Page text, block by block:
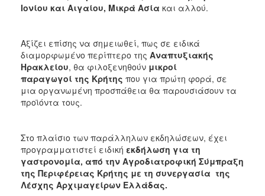
Ιονίου και Αιγαίου, Μικρά Ασία και αλλού.
Αξίζει επίσης να σημειωθεί, πως σε ειδικά
διαμορφωμένο περίπτερο της Αναπτυξιακής
Ηρακλείου, θα φιλοξενηθούν μικροί
παραγωγοί της Κρήτης που για πρώτη φορά, σε
μια οργανωμένη προσπάθεια θα παρουσιάσουν τα
προϊόντα τους.
Στο πλαίσιο των παράλληλων εκδηλώσεων, έχει
προγραμματιστεί ειδική εκδήλωση για τη
γαστρονομία, από την Αγροδιατροφική Σύμπραξη
της Περιφέρειας Κρήτης με τη συνεργασία της
Λέσχης Αρχιμαγείρων Ελλάδας.